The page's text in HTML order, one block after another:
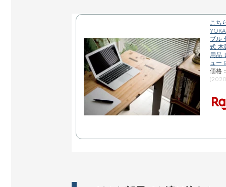
こち
ブル
式 木
用品
ュー
価格